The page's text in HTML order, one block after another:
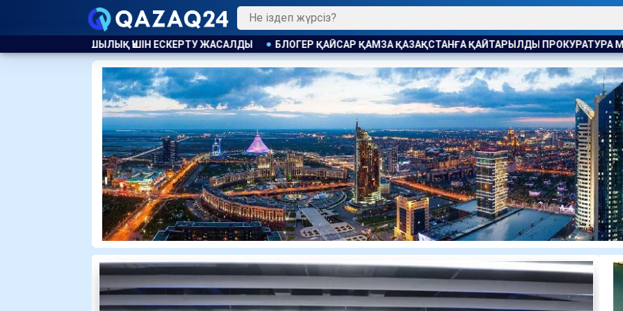
ЖАСАЛДЫ БЛОГЕР ҚАЙСАР ҚАМЗА ҚАЗАҚСТАНҒА ҚАЙТАРЫЛДЫ ПРОКУРАТУРА МӘН ЖАЙДЫ АШТЫ ЖАҚЫНДА